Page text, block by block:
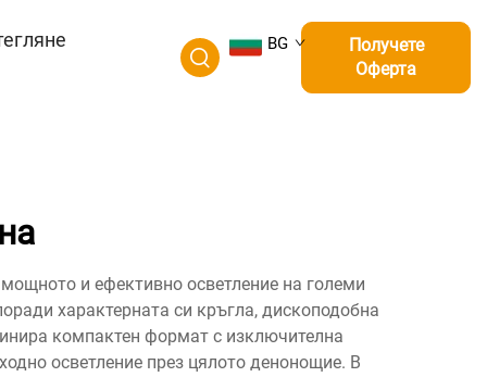
BG
Получете
Оферта
и ефективно осветление на големи
характерната си кръгла, дископодобна
компактен формат с изключителна
осветление през цялото денонощие. В